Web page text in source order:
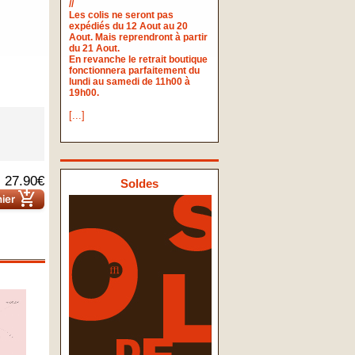
//
Les colis ne seront pas
expédiés du 12 Aout au 20
Aout. Mais reprendront à partir
du 21 Aout.
En revanche le retrait boutique
fonctionnera parfaitement du
lundi au samedi de 11h00 à
19h00.
[...]
Soldes
27.90€
add_shopping_cart